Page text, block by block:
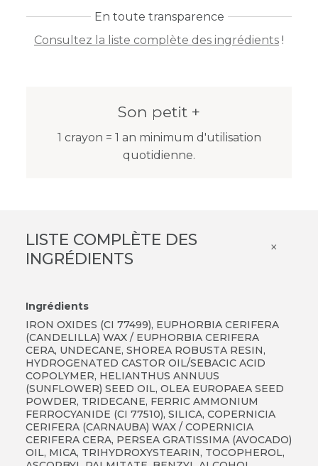
En toute transparence
Consultez la liste complète des ingrédients !
Son petit +
1 crayon = 1 an minimum d'utilisation
quotidienne.
LISTE COMPLÈTE DES
INGRÉDIENTS
×
Ingrédients
IRON OXIDES (CI 77499), EUPHORBIA CERIFERA
(CANDELILLA) WAX / EUPHORBIA CERIFERA
CERA, UNDECANE, SHOREA ROBUSTA RESIN,
HYDROGENATED CASTOR OIL/SEBACIC ACID
COPOLYMER, HELIANTHUS ANNUUS
(SUNFLOWER) SEED OIL, OLEA EUROPAEA SEED
POWDER, TRIDECANE, FERRIC AMMONIUM
FERROCYANIDE (CI 77510), SILICA, COPERNICIA
CERIFERA (CARNAUBA) WAX / COPERNICIA
CERIFERA CERA, PERSEA GRATISSIMA (AVOCADO)
OIL, MICA, TRIHYDROXYSTEARIN, TOCOPHEROL,